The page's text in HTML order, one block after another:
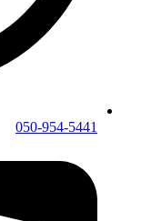
050-954-5441